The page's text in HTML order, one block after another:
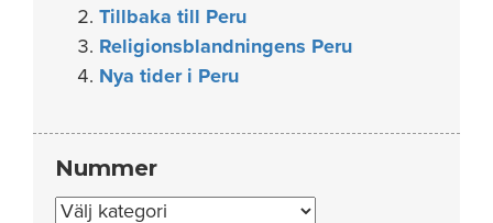
Tillbaka till Peru
Religionsblandningens Peru
Nya tider i Peru
Nummer
Nummer